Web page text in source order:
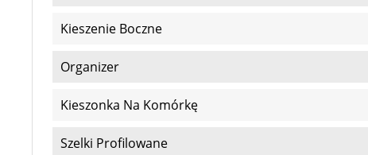
Kieszenie Boczne
Organizer
Kieszonka Na Komórkę
Szelki Profilowane